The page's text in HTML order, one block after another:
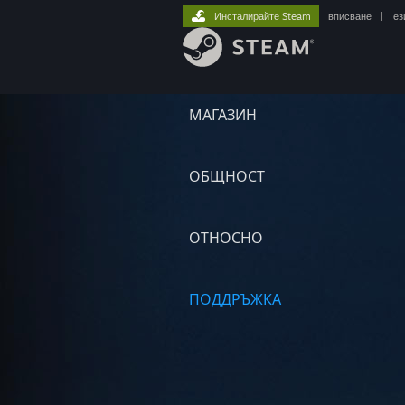
МАГАЗИН
ОБЩНОСТ
ОТНОСНО
ПОДДРЪЖКА
Инсталирайте Steam вписване